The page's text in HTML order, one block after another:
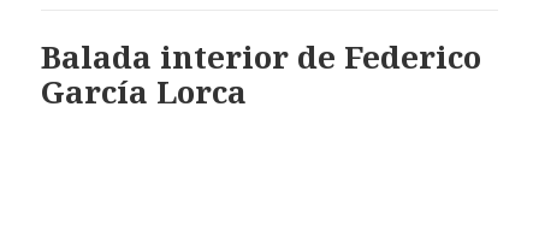
Balada interior de Federico
García Lorca